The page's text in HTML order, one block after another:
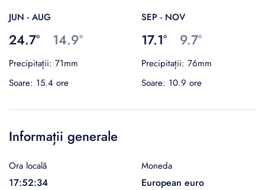
JUN - AUG
24.7° 14.9°
Precipitații: 71mm
Soare: 15.4 ore
SEP - NOV
17.1° 9.7°
Precipitații: 76mm
Soare: 10.9 ore
Informații generale
Ora locală
17:52:34
Moneda
European euro